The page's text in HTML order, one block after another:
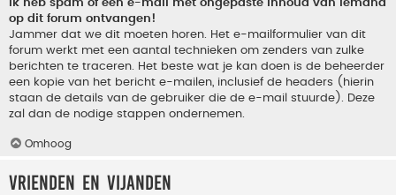
Ik heb spam of een e-mail met ongepaste inhoud van iemand
op dit forum ontvangen!
Jammer dat we dit moeten horen. Het e-mailformulier van dit
forum werkt met een aantal technieken om zenders van zulke
berichten te traceren. Het beste wat je kan doen is de beheerder
een kopie van het bericht e-mailen, inclusief de headers (hierin
staan de details van de gebruiker die de e-mail stuurde). Deze
zal dan de nodige stappen ondernemen.
Omhoog
Vrienden en vijanden